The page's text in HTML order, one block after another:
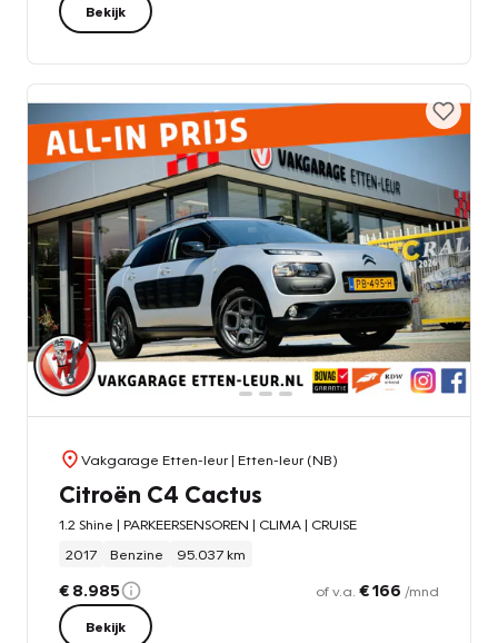
Bekijk
Vakgarage Etten-leur| Etten-leur (NB)
Citroën C4 Cactus
1.2 Shine | PARKEERSENSOREN | CLIMA | CRUISE
2017
Benzine 95.037 km
€ 8.985 of v.a. € 166 /mnd
Bekijk